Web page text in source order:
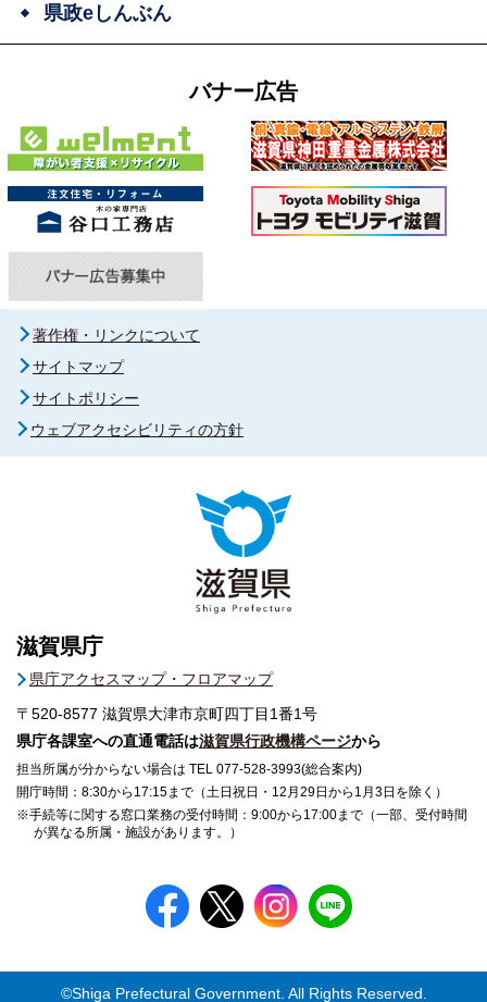
県政eしんぶん
バナー広告
著作権・リンクについて
サイトマップ
サイトポリシー
ウェブアクセシビリティの方針
滋賀県庁
県庁アクセスマップ・フロアマップ
〒520-8577 滋賀県大津市京町四丁目1番1号
県庁各課室への直通電話は滋賀県行政機構ページから
担当所属が分からない場合は TEL 077-528-3993(総合案内)
開庁時間：8:30から17:15まで（土日祝日・12月29日から1月3日を除く）
※手続等に関する窓口業務の受付時間：9:00から17:00まで（一部、受付時間
が異なる所属・施設があります。）
©Shiga Prefectural Government. All Rights Reserved.